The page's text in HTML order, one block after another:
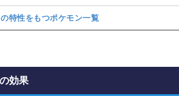
特性をもつポケモン一覧
効果